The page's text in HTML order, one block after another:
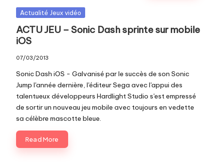
P
la
y.
c
o
m
Posted
Actualité Jeux vidéo
ACTU JEU – Sonic Dash sprinte sur mobile
iOS
07/03/2013
Sonic Dash iOS - Galvanisé par le succès de son Sonic
Jump l'année dernière, l'éditeur Sega avec l'appui des
talentueux développeurs Hardlight Studio s'est empressé
de sortir un nouveau jeu mobile avec toujours en vedette
sa célèbre mascotte bleue.
Read More